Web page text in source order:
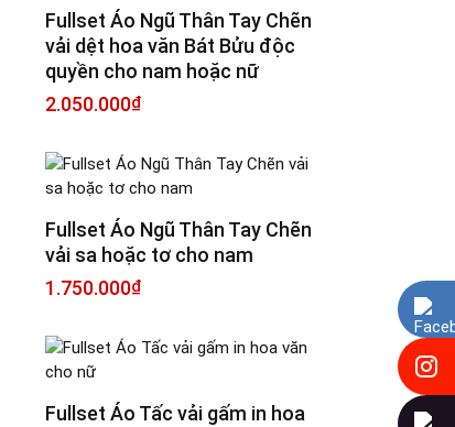
Fullset Áo Ngũ Thân Tay Chẽn
vải dệt hoa văn Bát Bửu độc
quyền cho nam hoặc nữ
2.050.000₫
Fullset Áo Ngũ Thân Tay Chẽn
vải sa hoặc tơ cho nam
1.750.000₫
Fullset Áo Tấc vải gấm in hoa
Facebook Messenger
Instagram